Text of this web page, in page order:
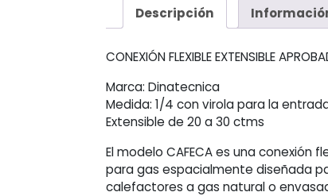
Descripción
CONEXIÓN FLEXIBLE EXTENSIBLE
Marca: Dinatecnica
Medida: 1/4 con virola para la
Extensible de 20 a 30 ctms
El modelo CAFECA es una
para gas espacialmente diseñada
calefactores a gas natural o